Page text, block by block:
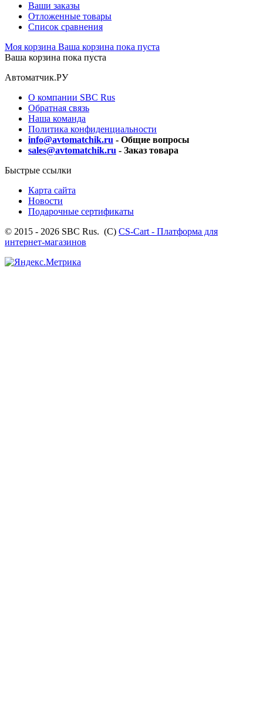
Ваши заказы
Отложенные товары
Список сравнения
Моя корзина Ваша корзина пока пуста
Ваша корзина пока пуста
Автоматчик.РУ
О компании SBC Rus
Обратная связь
Наша команда
Политика конфиденциальности
info@avtomatchik.ru - Общие вопросы
sales@avtomatchik.ru - Заказ товара
Быстрые ссылки
Карта сайта
Новости
Подарочные сертификаты
© 2015 - 2026 SBC Rus. (С) CS-Cart - Платформа для
интернет-магазинов